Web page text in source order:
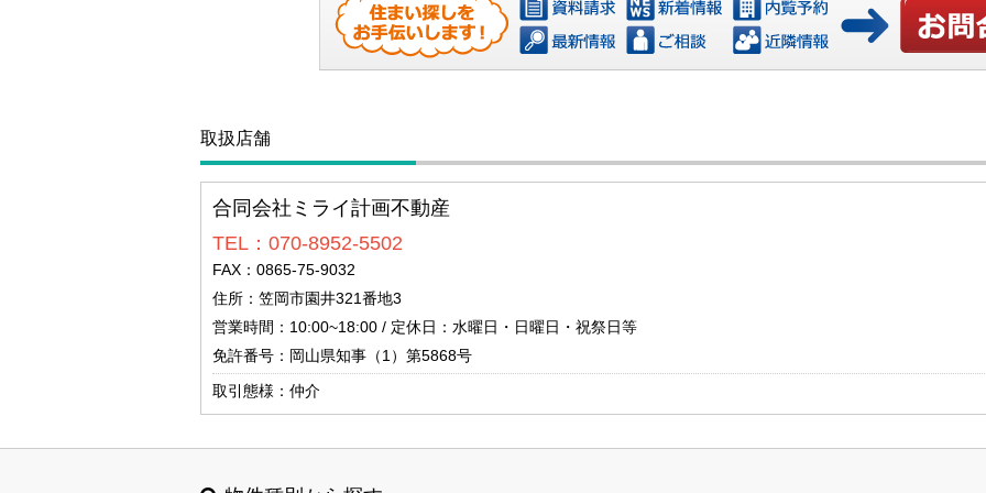
取扱店舗
合同会社ミライ計画不動産
TEL：070-8952-5502
FAX：0865-75-9032
住所：笠岡市園井321番地3
営業時間：10:00~18:00 / 定休日：水曜日・日曜日・祝祭日等
免許番号：岡山県知事（1）第5868号
取引態様：仲介